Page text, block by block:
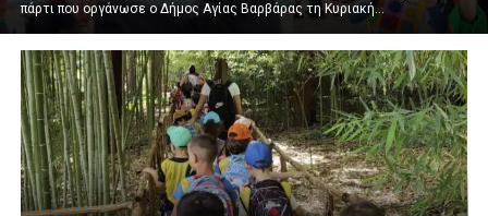
πάρτι που οργάνωσε ο Δήμος Αγίας Βαρβάρας τη Κυριακή...